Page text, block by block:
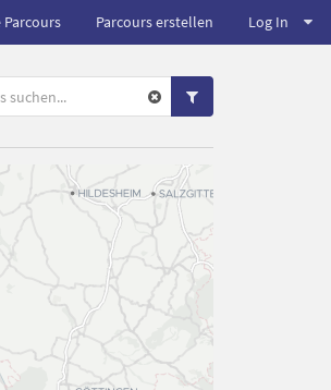
Parcours erstellen Log In